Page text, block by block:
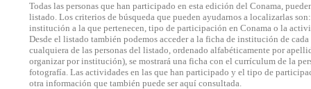
Todas las personas que han participado en esta edición del Conama,
listado. Los criterios de búsqueda que pueden ayudarnos a localizarlas
institución a la que pertenecen, tipo de participación en Conama o la
Desde el listado también podemos acceder a la ficha de institución de
cualquiera de las personas del listado, ordenado alfabéticamente por
organizar por institución), se mostrará una ficha con el currículum de la
fotografía. Las actividades en las que han participado y el tipo de
otra información que también puede ser aquí consultada.